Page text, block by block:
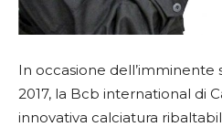
In occasione dell’imminente
2017, la Bcb international di
innovativa calciatura